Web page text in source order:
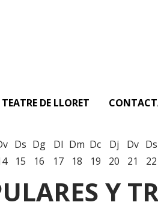
TEATRE DE LLORET
Ds
15
Dg
16
Dl
17
Dm
18
Dc
19
Dj
20
Dv
21
Ds
22
Y